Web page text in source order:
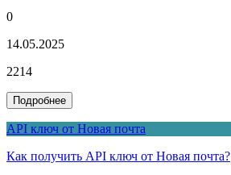
0
14.05.2025
2214
Подробнее
API ключ от Новая почта
Как получить API ключ от Новая почта?